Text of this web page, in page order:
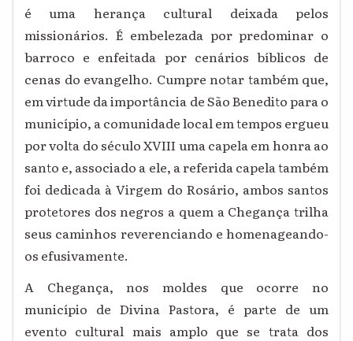
é uma herança cultural deixada pelos
missionários. É embelezada por predominar o
barroco e enfeitada por cenários bíblicos de
cenas do evangelho. Cumpre notar também que,
em virtude da importância de São Benedito para o
município, a comunidade local em tempos ergueu
por volta do século XVIII uma capela em honra ao
santo e, associado a ele, a referida capela também
foi dedicada à Virgem do Rosário, ambos santos
protetores dos negros a quem a Chegança trilha
seus caminhos reverenciando e homenageando-
os efusivamente.
A Chegança, nos moldes que ocorre no
município de Divina Pastora, é parte de um
evento cultural mais amplo que se trata dos